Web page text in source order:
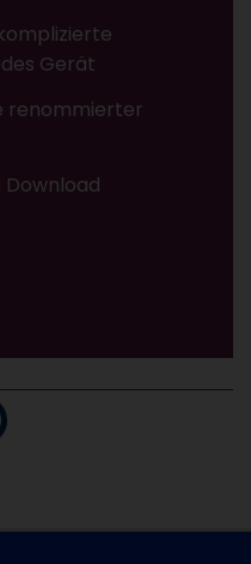
Gerät
renommierter